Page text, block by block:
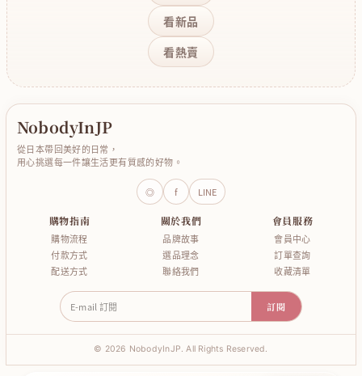
看新品
看熱賣
NobodyInJP
從日本帶回美好的日常，
用心挑選每一件讓生活更有質感的好物。
◎ f LINE
購物指南
購物流程
付款方式
配送方式
關於我們
品牌故事
選品理念
聯絡我們
會員服務
會員中心
訂單查詢
收藏清單
E-mail 訂閱 訂閱
© 2026 NobodyInJP. All Rights Reserved.